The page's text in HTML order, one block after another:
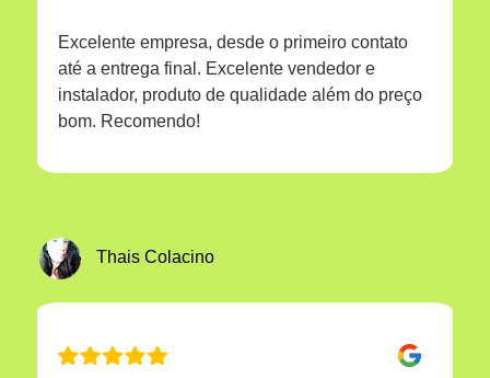
Excelente empresa, desde o primeiro contato
até a entrega final. Excelente vendedor e
instalador, produto de qualidade além do preço
bom. Recomendo!
Thais Colacino